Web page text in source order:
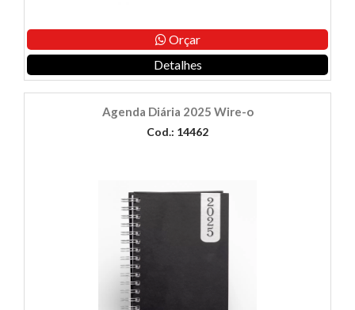
Orçar
Detalhes
Agenda Diária 2025 Wire-o
Cod.: 14462